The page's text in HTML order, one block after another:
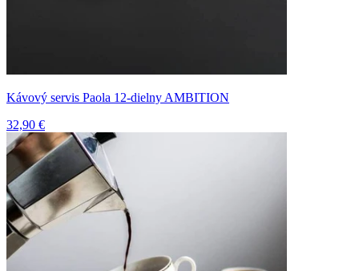
Kávový servis Paola 12-dielny AMBITION
32,90 €